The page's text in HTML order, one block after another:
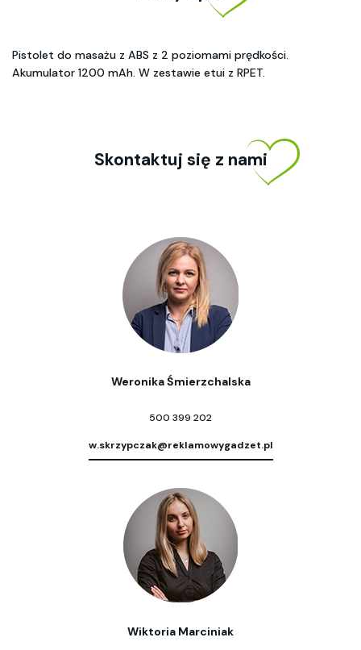
Pistolet do masażu z ABS z 2 poziomami prędkości.
Akumulator 1200 mAh. W zestawie etui z RPET.
Skontaktuj się z nami
Weronika Śmierzchalska
500 399 202
w.skrzypczak@reklamowygadzet.pl
Wiktoria Marciniak